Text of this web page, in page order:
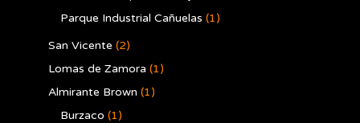
Parque Industrial Cañuelas (1)
San Vicente (2)
Lomas de Zamora (1)
Almirante Brown (1)
Burzaco (1)